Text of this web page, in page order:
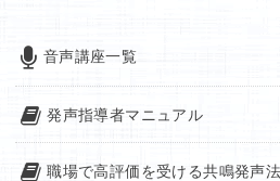
音声講座一覧
発声指導者マニュアル
職場で高評価を受ける共鳴発声法